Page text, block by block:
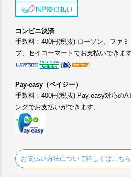
コンビニ決済
手数料：400円(税抜) ローソン、ファ
プ、セイコーマートでお支払いできます
Pay-easy（ペイジー）
手数料：400円(税抜) Pay-easy対応の
ングでお支払いができます。
お支払い方法について詳しくはこちら